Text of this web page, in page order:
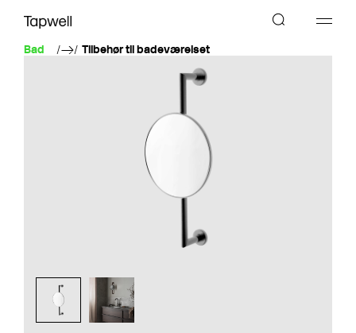
Bad Tilbehør til badeværelset